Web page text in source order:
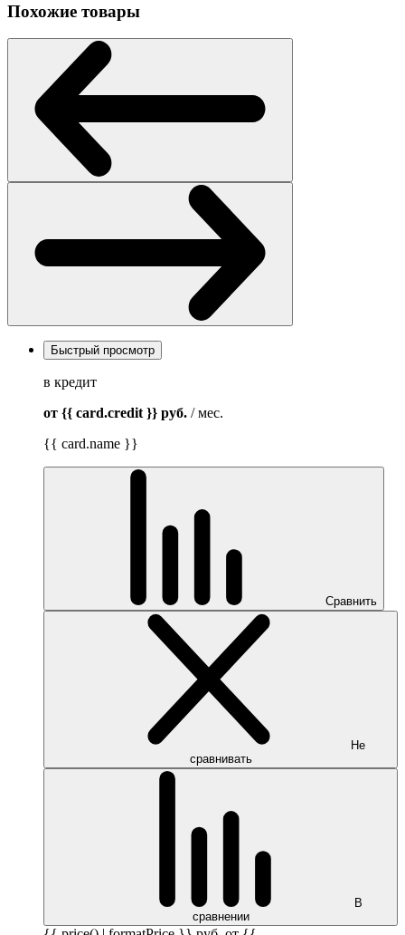
Похожие товары
Быстрый просмотр
в кредит
от {{ card.credit }} руб. / мес.
{{ card.name }}
Сравнить
Не
сравнивать
В
сравнении